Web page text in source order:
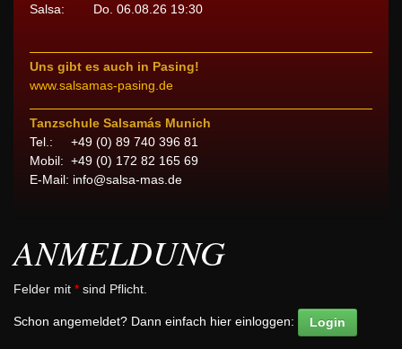
Salsa: Do. 06.08.26 19:30
Uns gibt es auch in Pasing!
www.salsamas-pasing.de
Tanzschule Salsamás Munich
Tel.: +49 (0) 89 740 396 81
Mobil: +49 (0) 172 82 165 69
E-Mail: info@salsa-mas.de
ANMELDUNG
Felder mit * sind Pflicht.
Schon angemeldet? Dann einfach hier einloggen: Login